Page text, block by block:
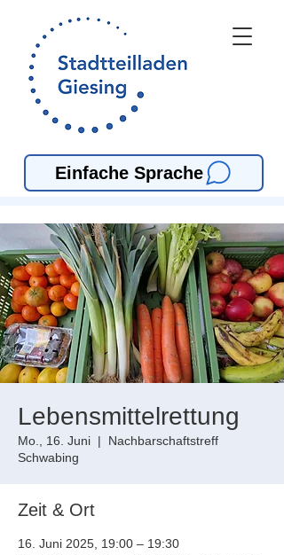
Einfache Sprache
Lebensmittelrettung
Mo., 16. Juni
  |
Nachbarschaftstreff
Schwabing
Zeit & Ort
16. Juni 2025, 19:00 – 19:30